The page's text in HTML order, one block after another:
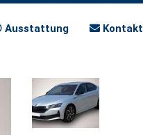
Ausstattung Kontakt